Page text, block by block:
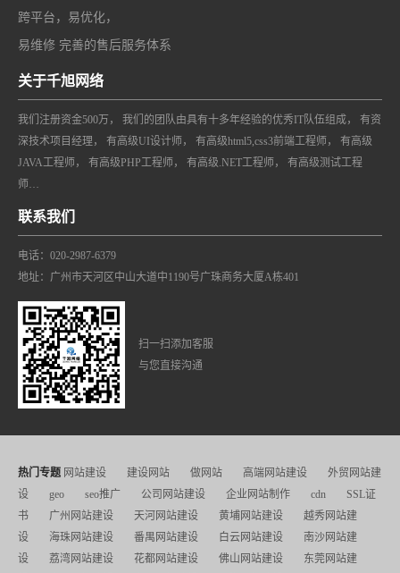
跨平台，易优化，
易维修 完善的售后服务体系
关于千旭网络
我们注册资金500万， 我们的团队由具有十多年经验的优秀IT队伍组成， 有资
深技术项目经理， 有高级UI设计师， 有高级html5,css3前端工程师， 有高级
JAVA工程师， 有高级PHP工程师， 有高级.NET工程师， 有高级测试工程
师…
联系我们
电话：020-2987-6379
地址：广州市天河区中山大道中1190号广珠商务大厦A栋401
扫一扫添加客服
与您直接沟通
热门专题 网站建设 建设网站 做网站 高端网站建设
外贸网站建
设
geo seo推广 公司网站建设 企业网站制作 cdn
SSL证
书
广州网站建设 天河网站建设 黄埔网站建设
越秀网站建
设
海珠网站建设 番禺网站建设 白云网站建设
南沙网站建
设
荔湾网站建设 花都网站建设 佛山网站建设
东莞网站建